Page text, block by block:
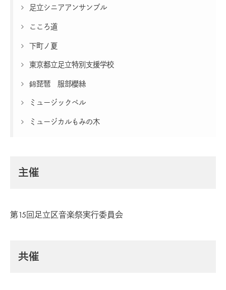
足立シニアアンサンブル
こころ道
下町ノ夏
東京都立足立特別支援学校
錦琵琶 服部櫻絲
ミュージックベル
ミュージカルもみの木
主催
第15回足立区音楽祭実行委員会
共催